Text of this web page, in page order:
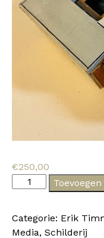
€250,00
Platte
e
Categorie: Erik
Media, Schilderij